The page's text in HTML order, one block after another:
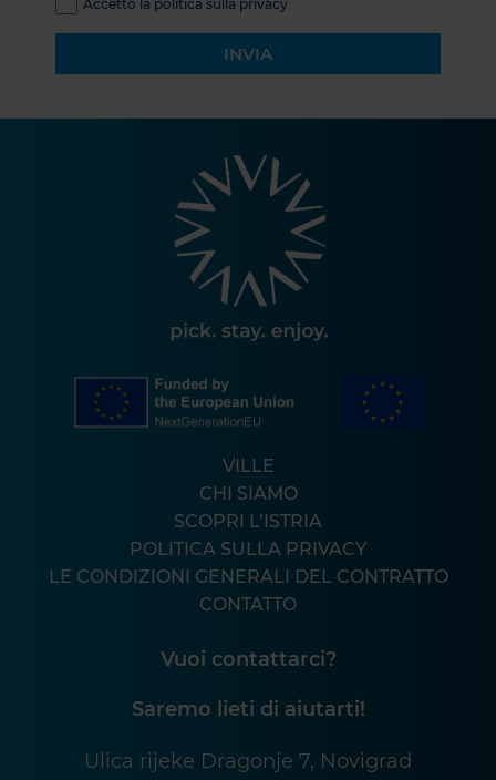
Accetto la politica sulla privacy
INVIA
VILLE
CHI SIAMO
SCOPRI L’ISTRIA
POLITICA SULLA PRIVACY
LE CONDIZIONI GENERALI DEL CONTRATTO
CONTATTO
Vuoi contattarci?
Saremo lieti di aiutarti!
Ulica rijeke Dragonje 7, Novigrad